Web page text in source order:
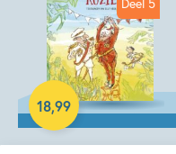
18,99
Hardcover